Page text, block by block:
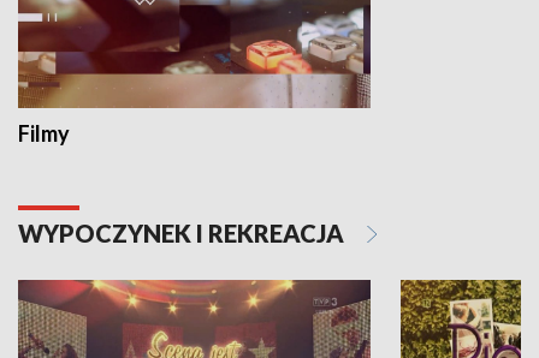
Filmy
WYPOCZYNEK I REKREACJA